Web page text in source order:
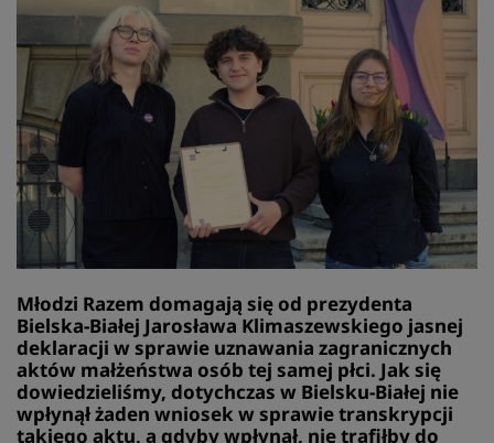
Młodzi Razem domagają się od prezydenta
Bielska-Białej Jarosława Klimaszewskiego jasnej
deklaracji w sprawie uznawania zagranicznych
aktów małżeństwa osób tej samej płci. Jak się
dowiedzieliśmy, dotychczas w Bielsku-Białej nie
wpłynął żaden wniosek w sprawie transkrypcji
takiego aktu, a gdyby wpłynął, nie trafiłby do